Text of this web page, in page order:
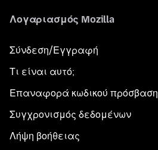
Λογαριασμός Mozilla
Σύνδεση/Εγγραφή
Τι είναι αυτό;
Επαναφορά κωδικού
Συγχρονισμός δεδομένων
Λήψη βοήθειας